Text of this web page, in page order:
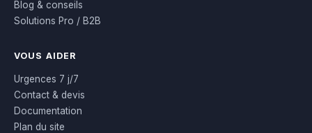
Blog & conseils
Solutions Pro / B2B
VOUS AIDER
Urgences 7 j/7
Contact & devis
Documentation
Plan du site